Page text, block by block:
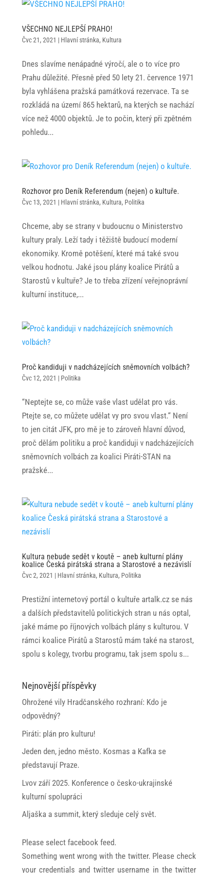
VŠECHNO NEJLEPŠÍ PRAHO!
Čvc 21, 2021 | Hlavní stránka, Kultura
Dnes slavíme nenápadné výročí, ale o to více pro
Prahu důležité. Přesně před 50 lety 21. července 1971
byla vyhlášena pražská památková rezervace. Ta se
rozkládá na území 865 hektarů, na kterých se nachází
více než 4000 objektů. Je to počin, který při zpětném
pohledu...
Rozhovor pro Deník Referendum (nejen) o kultuře.
Čvc 13, 2021 | Hlavní stránka, Kultura, Politika
Chceme, aby se strany v budoucnu o Ministerstvo
kultury praly. Leží tady i těžiště budoucí moderní
ekonomiky. Kromě potěšení, které má také svou
velkou hodnotu. Jaké jsou plány koalice Pirátů a
Starostů v kultuře? Je to třeba zřízení veřejnoprávní
kulturní instituce,...
Proč kandiduji v nadcházejících sněmovních volbách?
Čvc 12, 2021 | Politika
“Neptejte se, co může vaše vlast udělat pro vás.
Ptejte se, co můžete udělat vy pro svou vlast.“ Není
to jen citát JFK, pro mě je to zároveň hlavní důvod,
proč dělám politiku a proč kandiduji v nadcházejících
sněmovních volbách za koalici Piráti-STAN na
pražské...
Kultura nebude sedět v koutě – aneb kulturní plány
koalice Česká pirátská strana a Starostové a nezávislí
Čvc 2, 2021 | Hlavní stránka, Kultura, Politika
Prestižní internetový portál o kultuře artalk.cz se nás
a dalších představitelů politických stran u nás optal,
jaké máme po říjnových volbách plány s kulturou. V
rámci koalice Pirátů a Starostů mám také na starost,
spolu s kolegy, tvorbu programu, tak jsem spolu s...
Nejnovější příspěvky
Ohrožené vily Hradčanského rozhraní: Kdo je
odpovědný?
Piráti: plán pro kulturu!
Jeden den, jedno město. Kosmas a Kafka se
představují Praze.
Lvov září 2025. Konference o česko-ukrajinské
kulturní spolupráci
Aljaška a summit, který sleduje celý svět.
Please select facebook feed.
Something went wrong with the twitter. Please check
your credentials and twitter username in the twitter